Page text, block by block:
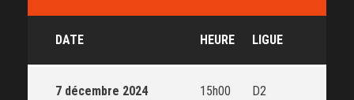
DATE HEURE LIGUE
7 décembre 2024 15h00 D2